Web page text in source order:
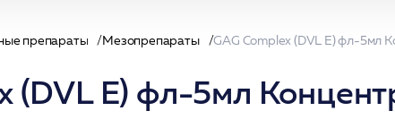
препараты Мезопрепараты
(DVL Е) фл-5мл